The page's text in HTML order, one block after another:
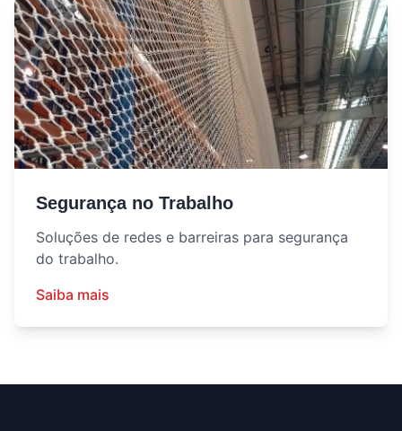
Segurança no Trabalho
Soluções de redes e barreiras para segurança
do trabalho.
Saiba mais